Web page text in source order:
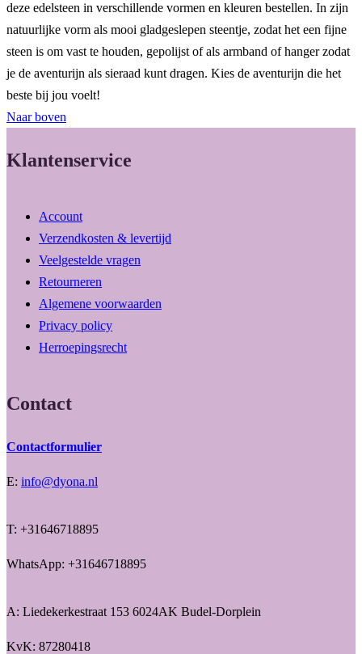
deze edelsteen in verschillende vormen en kleuren bestellen. In zijn
natuurlijke vorm als mooi gladgeslepen steentje, zodat het een fijne
steen is om vast te houden, gepolijst of als armband of hanger zodat
je de aventurijn als sieraad kunt dragen. Kies de aventurijn die het
beste bij jou voelt!
Naar boven
Klantenservice
Account
Verzendkosten & levertijd
Veelgestelde vragen
Retourneren
Algemene voorwaarden
Privacy policy
Herroepingsrecht
Contact
Contactformulier
E: info@dyona.nl
T: +31646718895
WhatsApp: +31646718895
A: Liedekerkestraat 153 6024AK Budel-Dorplein
KvK: 87280418